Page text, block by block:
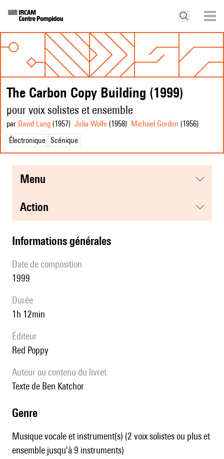
The Carbon Copy Building (1999)
pour voix solistes et ensemble
par David Lang (1957) Julia Wolfe (1958) Michael Gordon (1956)
Électronique Scénique
menu
action
informations générales
date de composition
1999
durée
1h 12min
éditeur
Red Poppy
Auteur ou contenu du livret
Texte de Ben Katchor
genre
Musique vocale et instrument(s) (2 voix solistes ou plus et
ensemble jusqu'à 9 instruments)